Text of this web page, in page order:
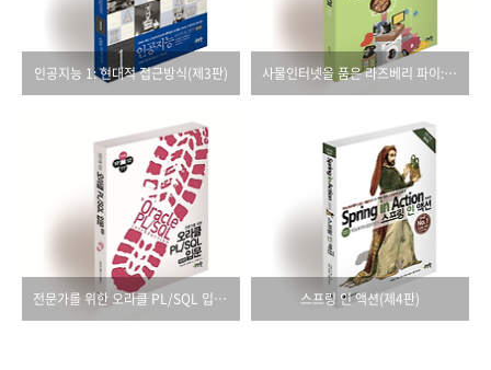
인공지능 1: 현대적 접근방식(제3판) 사물인터넷을 품은 라즈베리 파이: 사물인터넷 프로그래밍의 모든 것
전문가를 위한 오라클 PL/SQL 입문(제3판) 스프링 인 액션(제4판)